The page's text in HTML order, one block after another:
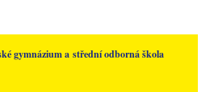
gymnázium a střední odborná škola